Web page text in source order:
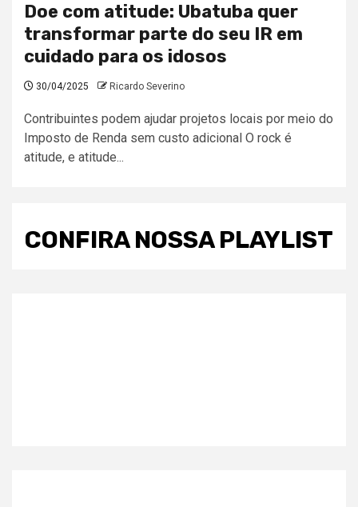
Doe com atitude: Ubatuba quer
transformar parte do seu IR em
cuidado para os idosos
30/04/2025 Ricardo Severino
Contribuintes podem ajudar projetos locais por meio do
Imposto de Renda sem custo adicional O rock é
atitude, e atitude...
CONFIRA NOSSA PLAYLIST